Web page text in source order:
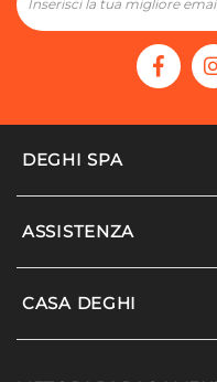
DEGHI SPA
Accedi/Registrati
ASSISTENZA
Supporto
CASA DEGHI